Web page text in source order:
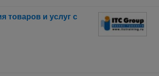
товаров и услуг с